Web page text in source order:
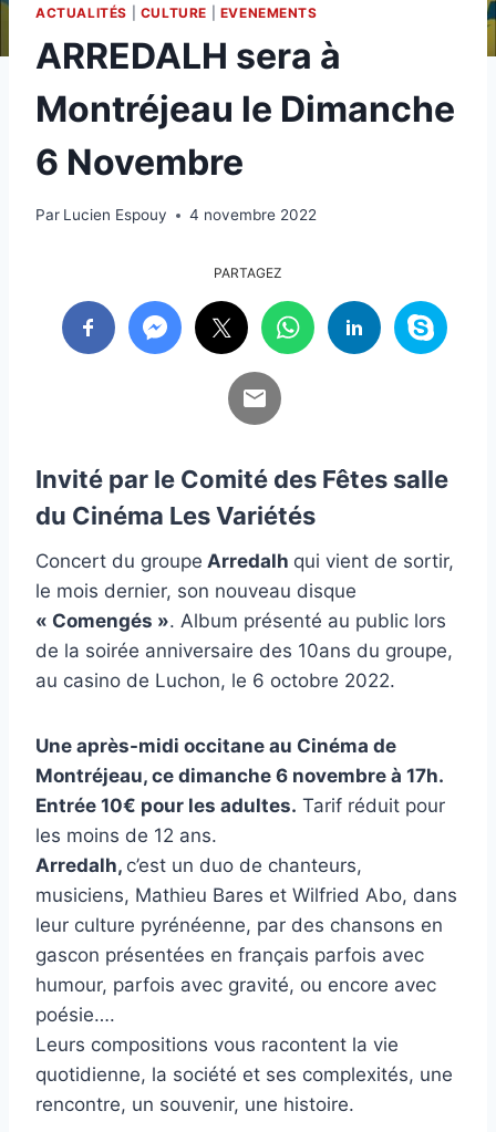
ACTUALITÉS CULTURE EVENEMENTS
ARREDALH sera à
Montréjeau le Dimanche
6 Novembre
Par Lucien Espouy 4 novembre 2022
PARTAGEZ
Invité par le Comité des Fêtes salle
du Cinéma Les Variétés
Concert du groupe Arredalh qui vient de sortir,
le mois dernier, son nouveau disque
« Comengés ». Album présenté au public lors
de la soirée anniversaire des 10ans du groupe,
au casino de Luchon, le 6 octobre 2022.
Une après-midi occitane au Cinéma de
Montréjeau, ce dimanche 6 novembre à 17h.
Entrée 10€ pour les adultes. Tarif réduit pour
les moins de 12 ans.
Arredalh, c’est un duo de chanteurs,
musiciens, Mathieu Bares et Wilfried Abo, dans
leur culture pyrénéenne, par des chansons en
gascon présentées en français parfois avec
humour, parfois avec gravité, ou encore avec
poésie….
Leurs compositions vous racontent la vie
quotidienne, la société et ses complexités, une
rencontre, un souvenir, une histoire.